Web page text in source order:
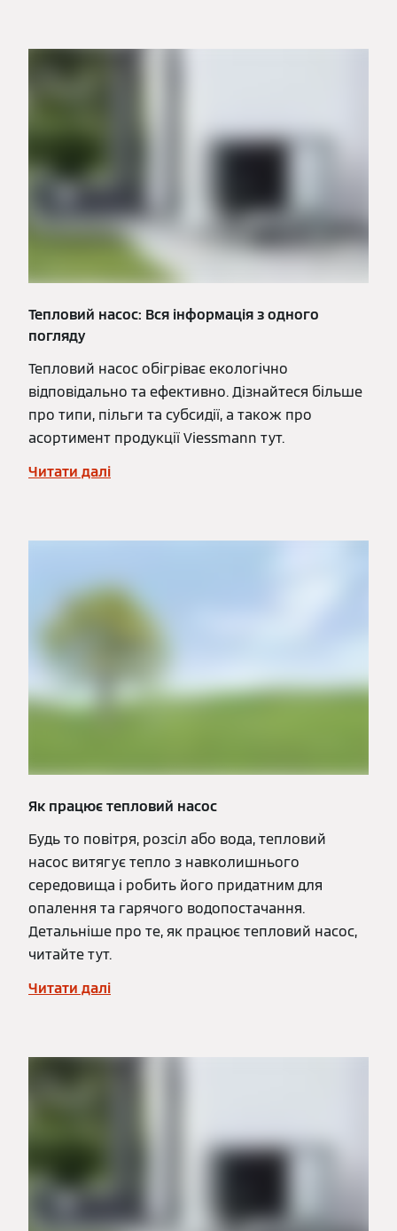
Тепловий насос: Вся інформація з одного
погляду
Тепловий насос обігріває екологічно
відповідально та ефективно. Дізнайтеся більше
про типи, пільги та субсидії, а також про
асортимент продукції Viessmann тут.
Читати далі
Як працює тепловий насос
Будь то повітря, розсіл або вода, тепловий
насос витягує тепло з навколишнього
середовища і робить його придатним для
опалення та гарячого водопостачання.
Детальніше про те, як працює тепловий насос,
читайте тут.
Читати далі